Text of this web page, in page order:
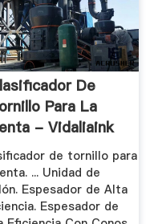
De
Para La
- Vidaliaink
de tornillo para
... Unidad de
Espesador de Alta
Espesador de